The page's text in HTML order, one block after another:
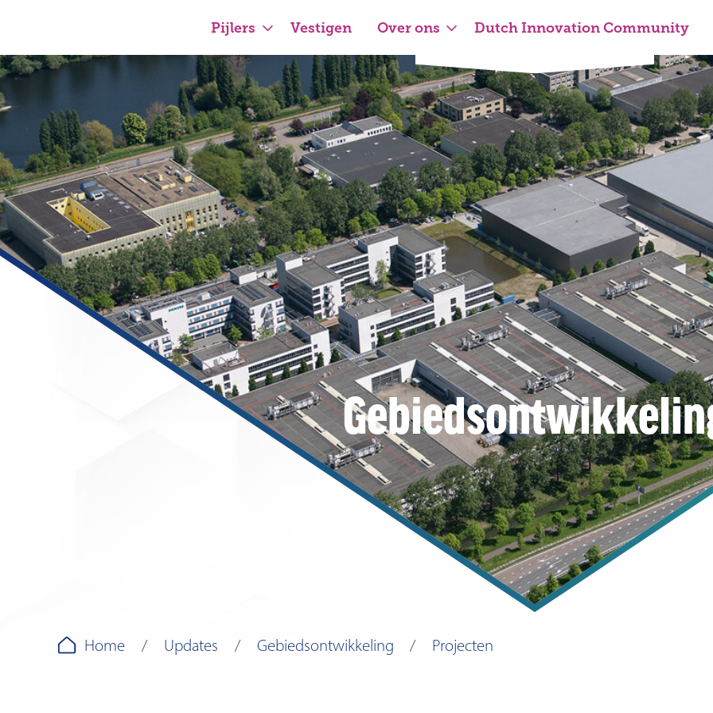
Pijlers Vestigen Over ons Dutch Innovation Community
Home Updates Gebiedsontwikkeling Projecten